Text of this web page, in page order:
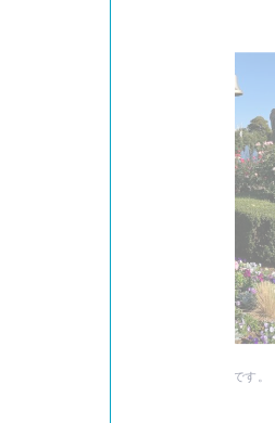
・ストック・葉ボタンなど冬らしい植栽です。